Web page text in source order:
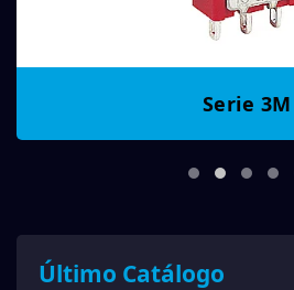
Serie 3M
Último Catálogo